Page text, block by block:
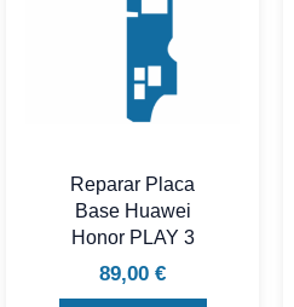
Reparar Placa
Base Huawei
Honor PLAY 3
89,00 €